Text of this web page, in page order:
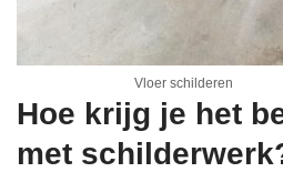
Vloer schilderen
Hoe krijg je het
met